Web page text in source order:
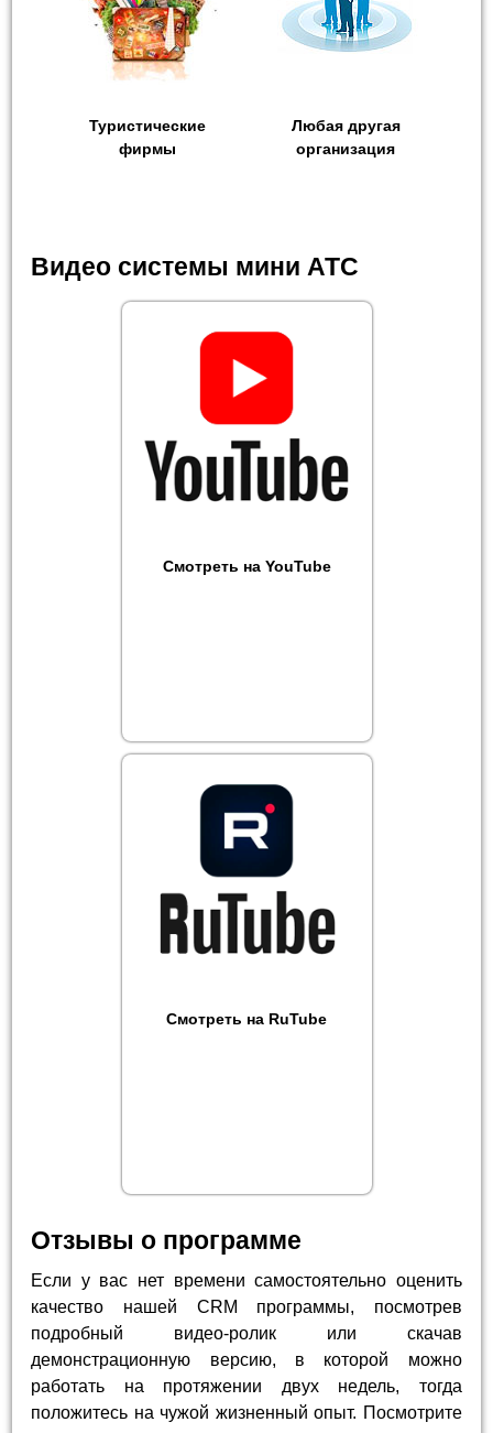
Туристические
фирмы
Любая другая
организация
Видео системы мини АТС
Смотреть на YouTube
Смотреть на RuTube
Отзывы о программе
Если у вас нет времени самостоятельно оценить
качество нашей CRM программы, посмотрев
подробный видео-ролик или скачав
демонстрационную версию, в которой можно
работать на протяжении двух недель, тогда
положитесь на чужой жизненный опыт. Посмотрите